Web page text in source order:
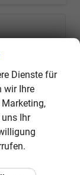
Dienste für
wir Ihre
Ihr